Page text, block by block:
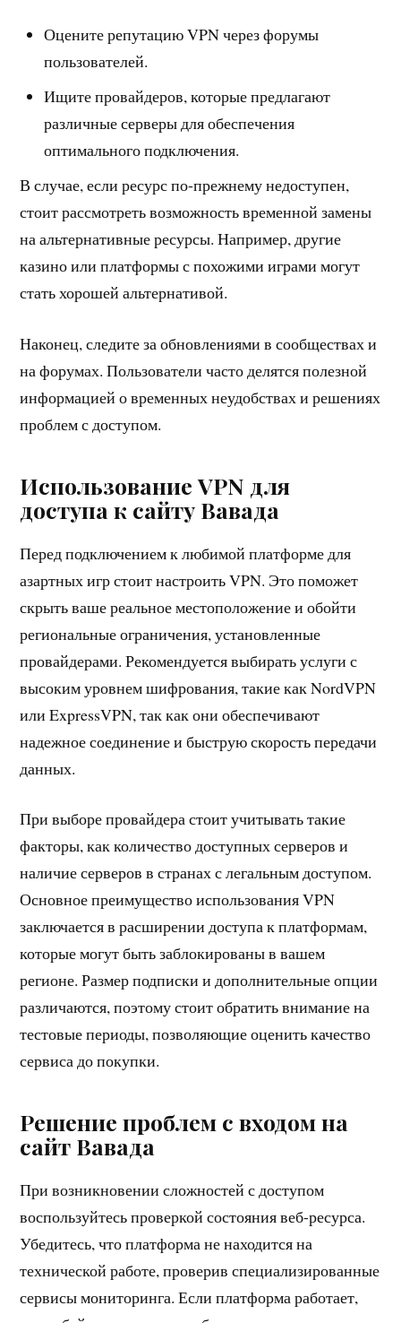
Оцените репутацию VPN через форумы
пользователей.
Ищите провайдеров, которые предлагают
различные серверы для обеспечения
оптимального подключения.
В случае, если ресурс по-прежнему недоступен,
стоит рассмотреть возможность временной замены
на альтернативные ресурсы. Например, другие
казино или платформы с похожими играми могут
стать хорошей альтернативой.
Наконец, следите за обновлениями в сообществах и
на форумах. Пользователи часто делятся полезной
информацией о временных неудобствах и решениях
проблем с доступом.
Использование VPN для
доступа к сайту Вавада
Перед подключением к любимой платформе для
азартных игр стоит настроить VPN. Это поможет
скрыть ваше реальное местоположение и обойти
региональные ограничения, установленные
провайдерами. Рекомендуется выбирать услуги с
высоким уровнем шифрования, такие как NordVPN
или ExpressVPN, так как они обеспечивают
надежное соединение и быструю скорость передачи
данных.
При выборе провайдера стоит учитывать такие
факторы, как количество доступных серверов и
наличие серверов в странах с легальным доступом.
Основное преимущество использования VPN
заключается в расширении доступа к платформам,
которые могут быть заблокированы в вашем
регионе. Размер подписки и дополнительные опции
различаются, поэтому стоит обратить внимание на
тестовые периоды, позволяющие оценить качество
сервиса до покупки.
Решение проблем с входом на
сайт Вавада
При возникновении сложностей с доступом
воспользуйтесь проверкой состояния веб-ресурса.
Убедитесь, что платформа не находится на
технической работе, проверив специализированные
сервисы мониторинга. Если платформа работает,